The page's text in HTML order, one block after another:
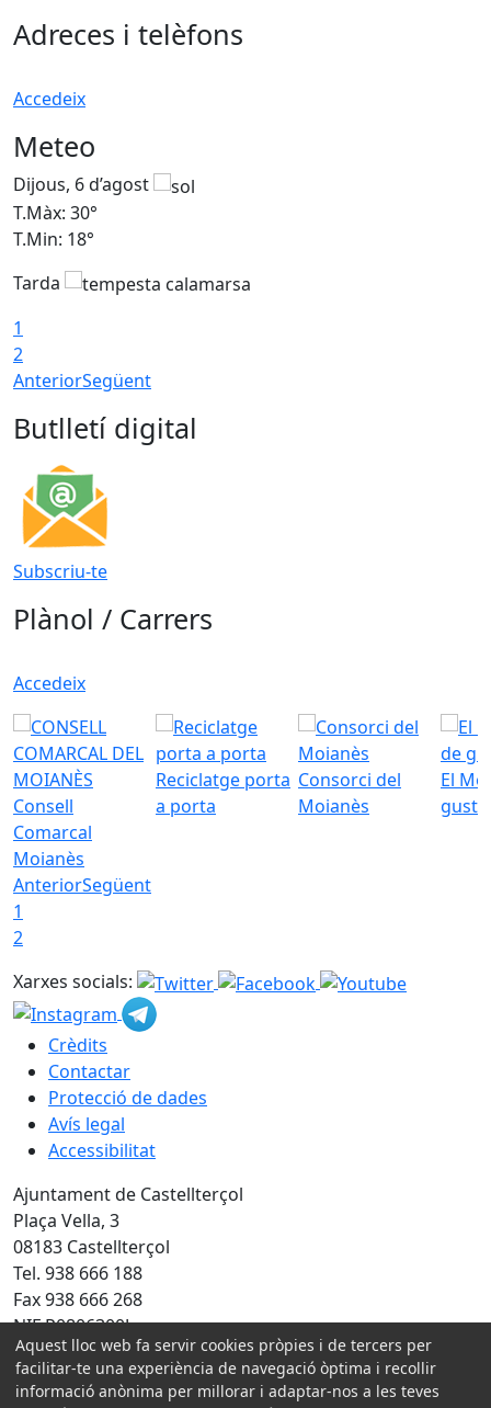
Adreces i telèfons
Accedeix
Meteo
Dijous, 6 d’agost
T.Màx: 30°
T.Min: 18°
Tarda
1
2
AnteriorSegüent
Butlletí digital
Subscriu-te
Plànol / Carrers
Accedeix
Consell
Comarcal
Moianès
Reciclatge porta
a porta
Consorci del
Moianès
El
gust
AnteriorSegüent
1
2
Xarxes socials:
Crèdits
Contactar
Protecció de dades
Avís legal
Accessibilitat
Ajuntament de Castellterçol
Plaça Vella, 3
08183 Castellterçol
Tel. 938 666 188
Fax 938 666 268
NIF P0806300J
Amb la col·laboració de:
Aquest lloc web fa servir cookies pròpies i de tercers per
facilitar-te una experiència de navegació òptima i recollir
informació anònima per millorar i adaptar-nos a les teves